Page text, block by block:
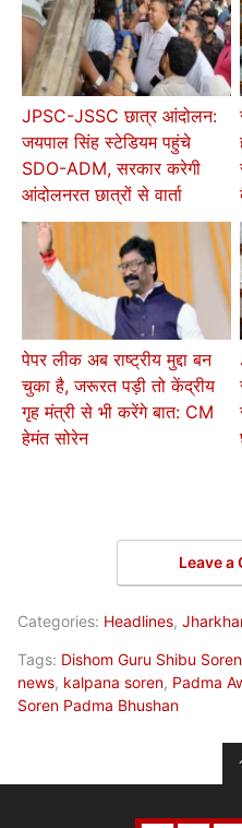
JPSC-JSSC छात्र आंदोलन:
जयपाल सिंह स्टेडियम पहुंचे
SDO-ADM, सरकार करेगी
आंदोलनरत छात्रों से वार्ता
पेपर लीक अब राष्ट्रीय मुद्दा बन
चुका है, जरूरत पड़ी तो केंद्रीय
गृह मंत्री से भी करेंगे बात: CM
हेमंत सोरेन
Leave a
Categories: Headlines,
Tags: Dishom Guru Shibu Soren
news, kalpana soren, Padma
Soren Padma Bhushan